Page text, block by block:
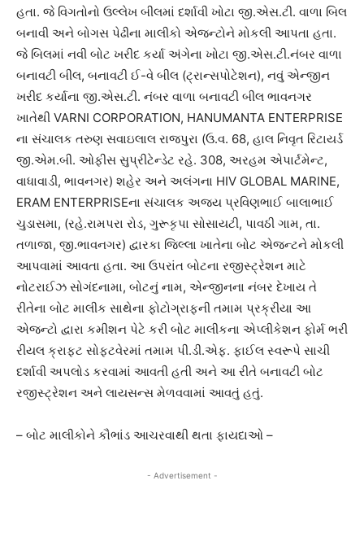
હતા. જે વિગતોનો ઉલ્લેખ બીલમાં દર્શાવી ખોટા જી.એસ.ટી. વાળા બિલ
બનાવી અને બોગસ પેઢીના માલીકો એજન્ટોને મોકલી આપતા હતા.
જે બિલમાં નવી બોટ ખરીદ કર્યા અંગેના ખોટા જી.એસ.ટી.નંબર વાળા
બનાવટી બીલ, બનાવટી ઈ-વે બીલ (ટ્રાન્સપોટેશન), નવું એન્જીન
ખરીદ કર્યાના જી.એસ.ટી. નંબર વાળા બનાવટી બીલ ભાવનગર
ખાતેથી VARNI CORPORATION, HANUMANTA ENTERPRISE
ના સંચાલક તરુણ સવાઇલાલ રાજપુરા (ઉ.વ. 68, હાલ નિવૃત રિટાયર્ડ
જી.એમ.બી. ઓફીસ સુપ્રીટેન્ડેટ રહે. 308, અરહમ એપાર્ટમેન્ટ,
વાધાવાડી, ભાવનગર) શહેર અને અલંગના HIV GLOBAL MARINE,
ERAM ENTERPRISEના સંચાલક અજય પ્રવિણભાઈ બાલાભાઈ
ચુડાસમા, (રહે.રામપરા રોડ, ગુરૂકૃપા સોસાયટી, પાવઠી ગામ, તા.
તળાજા, જી.ભાવનગર) દ્વારકા જિલ્લા ખાતેના બોટ એજન્ટને મોકલી
આપવામાં આવતા હતા. આ ઉપરાંત બોટના રજીસ્ટ્રેશન માટે
નોટરાઈઝ સોગંદનામા, બોટનું નામ, એન્જીનના નંબર દેખાય તે
રીતેના બોટ માલીક સાથેના ફોટોગ્રાફની તમામ પ્રક્રીયા આ
એજન્ટો દ્વારા કમીશન પેટે કરી બોટ માલીકના એપ્લીકેશન ફોર્મ ભરી
રીયલ ક્રાફટ સોફટવેરમાં તમામ પી.ડી.એફ. ફાઈલ સ્વરૂપે સાચી
દર્શાવી અપલોડ કરવામાં આવતી હતી અને આ રીતે બનાવટી બોટ
રજીસ્ટ્રેશન અને લાયસન્સ મેળવવામાં આવતું હતું.
– બોટ માલીકોને કૌભાંડ આચરવાથી થતા ફાયદાઓ –
- Advertisement -